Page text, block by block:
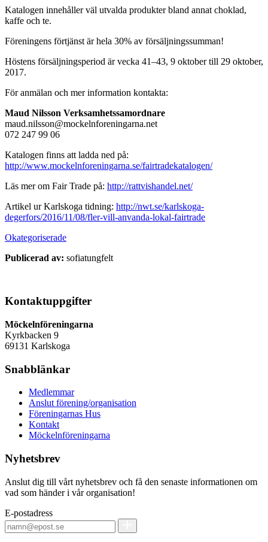
Katalogen innehåller väl utvalda produkter bland annat choklad,
kaffe och te.
Föreningens förtjänst är hela 30% av försäljningssumman!
Höstens försäljningsperiod är vecka 41–43, 9 oktober till 29 oktober,
2017.
För anmälan och mer information kontakta:
Maud Nilsson Verksamhetssamordnare
maud.nilsson@mockelnforeningarna.net
072 247 99 06
Katalogen finns att ladda ned på:
http://www.mockelnforeningarna.se/fairtradekatalogen/
Läs mer om Fair Trade på: http://rattvishandel.net/
Artikel ur Karlskoga tidning: http://nwt.se/karlskoga-
degerfors/2016/11/08/fler-vill-anvanda-lokal-fairtrade
Okategoriserade
Publicerad av: sofiatungfelt
Kontaktuppgifter
Möckelnföreningarna
Kyrkbacken 9
69131 Karlskoga
Snabblänkar
Medlemmar
Anslut förening/organisation
Föreningarnas Hus
Kontakt
Möckelnföreningarna
Nyhetsbrev
Anslut dig till vårt nyhetsbrev och få den senaste informationen om
vad som händer i vår organisation!
E-postadress